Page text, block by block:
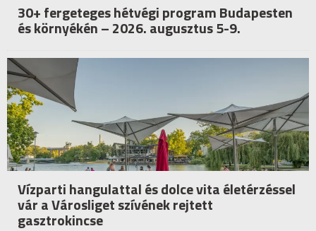
30+ fergeteges hétvégi program Budapesten
és környékén – 2026. augusztus 5-9.
Vízparti hangulattal és dolce vita életérzéssel
vár a Városliget szívének rejtett
gasztrokincse